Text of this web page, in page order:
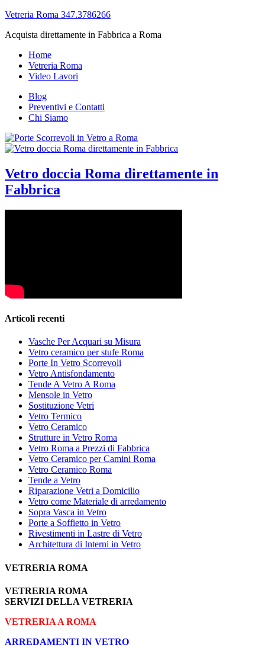
Vetreria Roma 347.3786266
Acquista direttamente in Fabbrica a Roma
Home
Vetreria Roma
Video Lavori
Blog
Preventivi e Contatti
Chi Siamo
Vetro doccia Roma direttamente in
Fabbrica
Articoli recenti
Vasche Per Acquari su Misura
Vetro ceramico per stufe Roma
Porte In Vetro Scorrevoli
Vetro Antisfondamento
Tende A Vetro A Roma
Mensole in Vetro
Sostituzione Vetri
Vetro Termico
Vetro Ceramico
Strutture in Vetro Roma
Vetro Roma a Prezzi di Fabbrica
Vetro Ceramico per Camini Roma
Vetro Ceramico Roma
Tende a Vetro
Riparazione Vetri a Domicilio
Vetro come Materiale di arredamento
Sopra Vasca in Vetro
Porte a Soffietto in Vetro
Rivestimenti in Lastre di Vetro
Architettura di Interni in Vetro
VETRERIA ROMA
VETRERIA ROMA
SERVIZI DELLA VETRERIA
VETRERIA A ROMA
ARREDAMENTI IN VETRO